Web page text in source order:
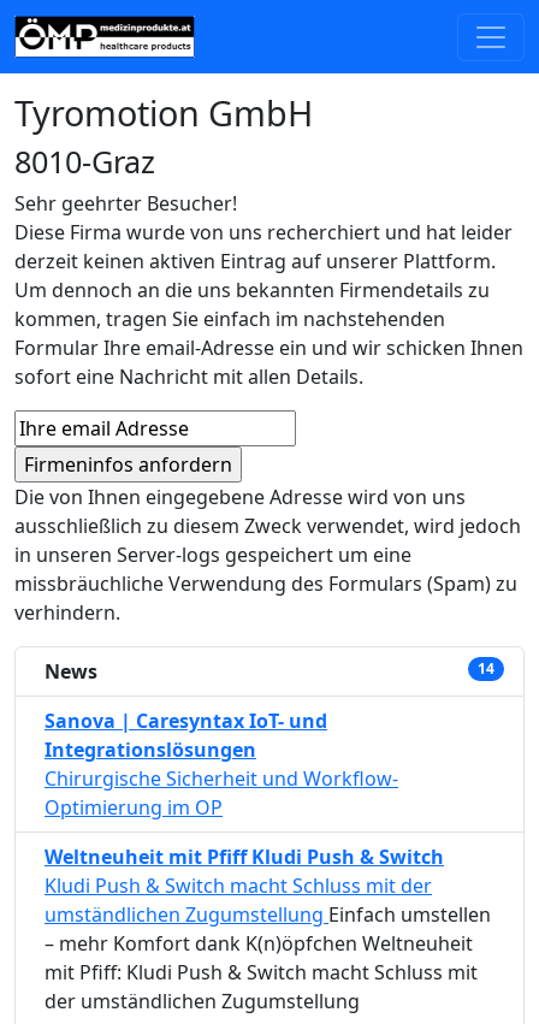
Tyromotion GmbH
8010-Graz
Sehr geehrter Besucher!
Diese Firma wurde von uns recherchiert und hat leider
derzeit keinen aktiven Eintrag auf unserer Plattform.
Um dennoch an die uns bekannten Firmendetails zu
kommen, tragen Sie einfach im nachstehenden
Formular Ihre email-Adresse ein und wir schicken Ihnen
sofort eine Nachricht mit allen Details.
Die von Ihnen eingegebene Adresse wird von uns
ausschließlich zu diesem Zweck verwendet, wird jedoch
in unseren Server-logs gespeichert um eine
missbräuchliche Verwendung des Formulars (Spam) zu
verhindern.
News 14
Sanova | Caresyntax IoT- und
Integrationslösungen
Chirurgische Sicherheit und Workflow-
Optimierung im OP
Weltneuheit mit Pfiff Kludi Push & Switch
Kludi Push & Switch macht Schluss mit der
umständlichen Zugumstellung Einfach umstellen
– mehr Komfort dank K(n)öpfchen Weltneuheit
mit Pfiff: Kludi Push & Switch macht Schluss mit
der umständlichen Zugumstellung